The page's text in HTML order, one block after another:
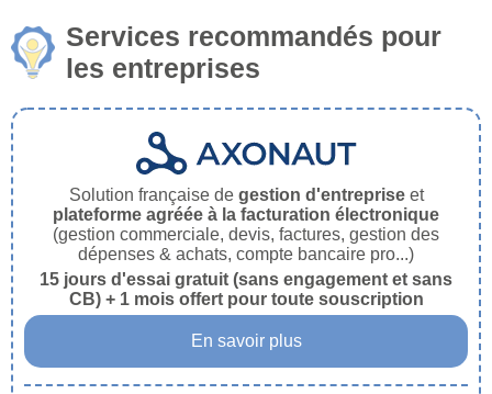
Services recommandés pour
les entreprises
Solution française de gestion d'entrepriseet
plateforme agréée à la facturation électronique
(gestion commerciale, devis, factures, gestion des
dépenses & achats, compte bancaire pro...)
15 jours d'essai gratuit (sans engagement et sans
CB) + 1 mois offert pour toute souscription
En savoir plus